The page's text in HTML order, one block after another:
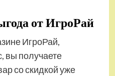
от ИгроРай
ИгроРай,
вы получаете
со скидкой уже